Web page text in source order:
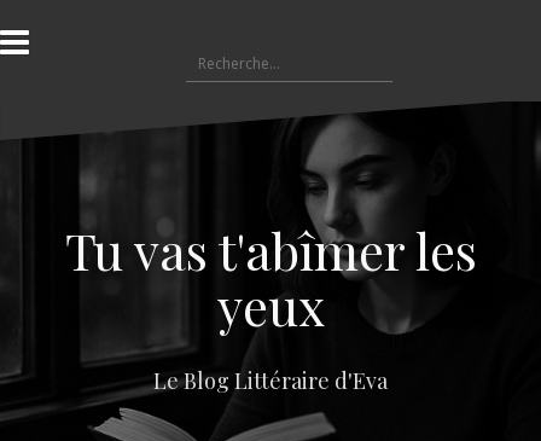
l
a
e
e
Tu vas t'abîmer les
yeux
Le Blog Littéraire d'Eva